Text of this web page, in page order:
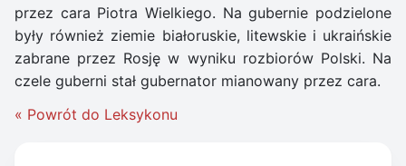
przez cara Piotra Wielkiego. Na gubernie podzielone
były również ziemie białoruskie, litewskie i ukraińskie
zabrane przez Rosję w wyniku rozbiorów Polski. Na
czele guberni stał gubernator mianowany przez cara.
« Powrót do Leksykonu